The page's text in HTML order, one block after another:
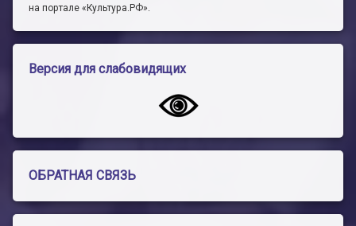
на портале «Культура.РФ».
Версия для слабовидящих
ОБРАТНАЯ СВЯЗЬ